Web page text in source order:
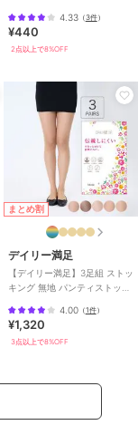
4.33（3件）
¥440
2点以上で8%OFF
まとめ割
デイリー満足
【デイリー満足】3足組 ストッ
キング 無地 パンティストッキ
付き
4.00（1件）
¥1,320
3点以上で8%OFF